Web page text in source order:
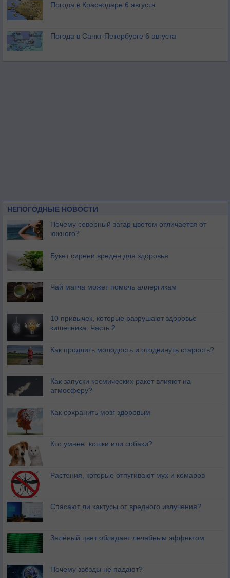
Погода в Краснодаре 6 августа
Погода в Санкт-Петербурге 6 августа
НЕПОГОДНЫЕ НОВОСТИ
Почему северный загар цветом отличается от
южного?
Букет сирени вреден для здоровья
Чай матча может помочь аллергикам
10 привычек, которые разрушают здоровье
кишечника. Часть 2
Как продлить молодость и отодвинуть старость?
Как запуски космических ракет влияют на
атмосферу?
Как сохранить мозг здоровым
Кто умнее: кошки или собаки?
Растения, которые отпугивают мух и комаров
Спасают ли кактусы от вредного излучения?
Зелёный цвет обладает лечебным эффектом
Почему звёзды не падают?